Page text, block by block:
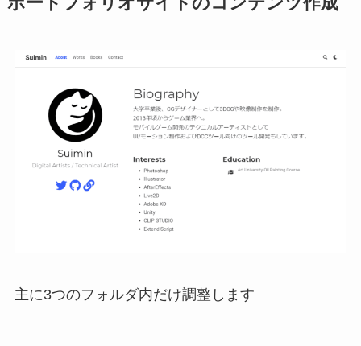
主に3つのフォルダ内だけ調整します